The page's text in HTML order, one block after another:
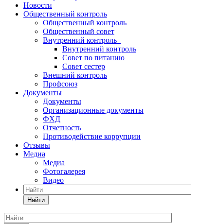
Новости
Общественный контроль
Общественный контроль
Общественный совет
Внутренний контроль
Внутренний контроль
Совет по питанию
Совет сестер
Внешний контроль
Профсоюз
Документы
Документы
Организационные документы
ФХД
Отчетность
Противодействие коррупции
Отзывы
Медиа
Медиа
Фотогалерея
Видео
Найти